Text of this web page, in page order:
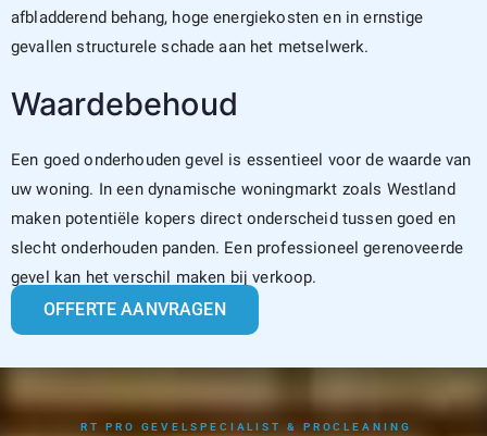
afbladderend behang, hoge energiekosten en in ernstige
gevallen structurele schade aan het metselwerk.
Waardebehoud
Een goed onderhouden gevel is essentieel voor de waarde van
uw woning. In een dynamische woningmarkt zoals Westland
maken potentiële kopers direct onderscheid tussen goed en
slecht onderhouden panden. Een professioneel gerenoveerde
gevel kan het verschil maken bij verkoop.
OFFERTE AANVRAGEN
RT PRO GEVELSPECIALIST & PROCLEANING